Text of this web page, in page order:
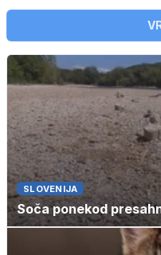
SLOVENIJA
Soča ponekod